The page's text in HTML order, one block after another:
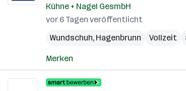
Kühne + Nagel GesmbH
vor 6 Tagen veröffentlicht
Wundschuh, Hagenbrunn Vollzeit
Merken